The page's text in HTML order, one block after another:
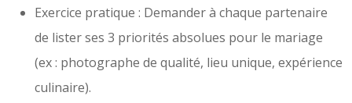
Exercice pratique : Demander à chaque partenaire
de lister ses 3 priorités absolues pour le mariage
(ex : photographe de qualité, lieu unique, expérience
culinaire).